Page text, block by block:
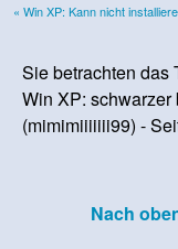
« Win XP: Kann nicht
Sie betrachten das
Win XP:
(mimimiiiiiii99) -
Nach